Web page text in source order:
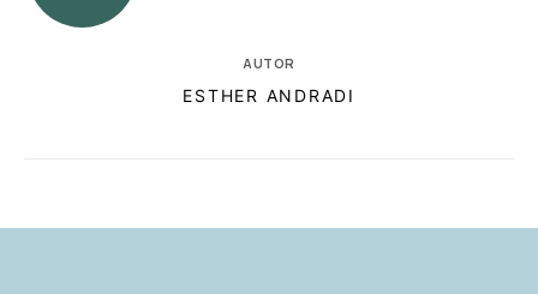
AUTOR
ESTHER ANDRADI